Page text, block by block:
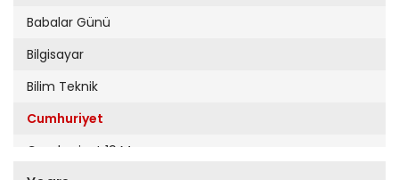
Babalar Günü
Bilgisayar
Bilim Teknik
Cumhuriyet
Cumhuriyet 19 Mayıs